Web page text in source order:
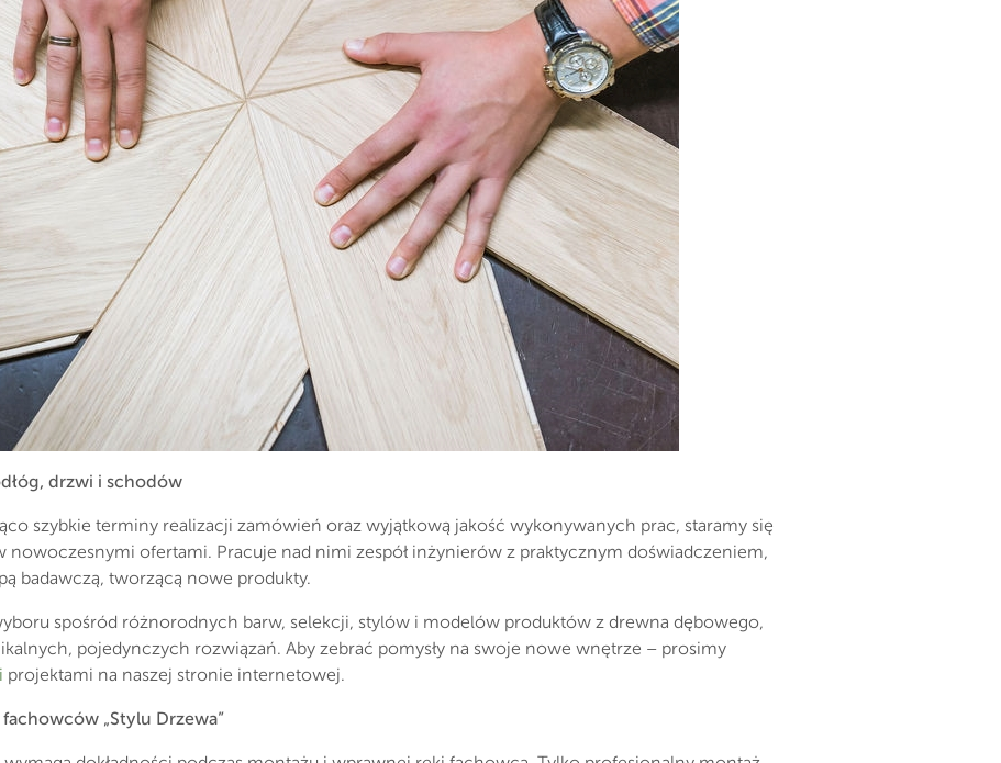
drzwi i schodów
szybkie terminy realizacji zamówień oraz wyjątkową jakość wykonywanych prac, staramy się
nowoczesnymi ofertami. Pracuje nad nimi zespół inżynierów z praktycznym doświadczeniem,
badawczą, tworzącą nowe produkty.
spośród różnorodnych barw, selekcji, stylów i modelów produktów z drewna dębowego,
pojedynczych rozwiązań. Aby zebrać pomysły na swoje nowe wnętrze – prosimy
projektami na naszej stronie internetowej.
„Stylu Drzewa”